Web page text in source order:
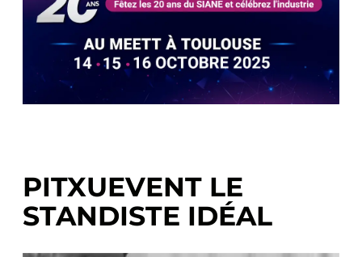
PITXUEVENT LE
STANDISTE IDÉAL